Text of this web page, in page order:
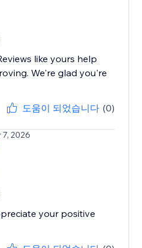
like yours help
We're glad you're
도움이 되었습니다 (0)
7, 2026
your positive